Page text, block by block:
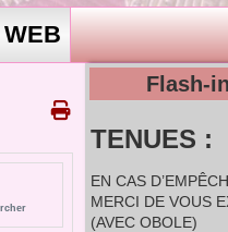
Flash-
TENUES :
EN CAS
MERCI DE VOUS
(AVEC OBOLE)